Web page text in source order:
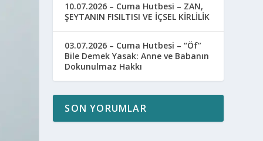
10.07.2026 – Cuma Hutbesi – ZAN,
ŞEYTANIN FISILTISI VE İÇSEL KİRLİLİK
03.07.2026 – Cuma Hutbesi – “Öf”
Bile Demek Yasak: Anne ve Babanın
Dokunulmaz Hakkı
SON YORUMLAR